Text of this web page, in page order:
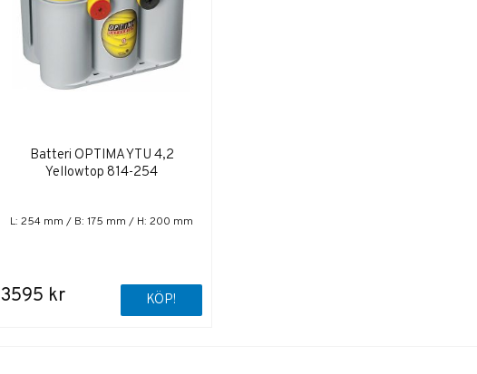
Batteri OPTIMA YTU 4,2
Yellowtop 814-254
L: 254 mm / B: 175 mm / H: 200 mm
3595 kr KÖP!